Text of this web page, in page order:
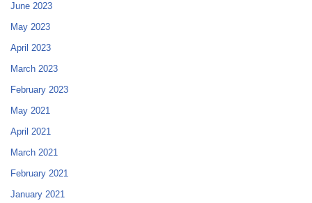
June 2023
May 2023
April 2023
March 2023
February 2023
May 2021
April 2021
March 2021
February 2021
January 2021